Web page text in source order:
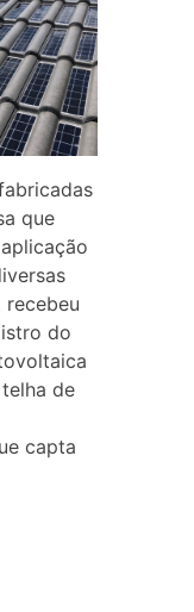
que
recebeu
do
de
capta